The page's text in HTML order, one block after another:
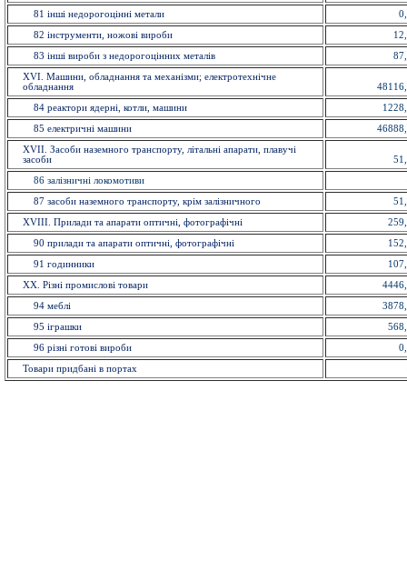
81 інші недорогоцінні метали
82 інструменти, ножовi вироби
83 іншi вироби з недорогоцінних металiв
XVI. Машини, обладнання та механізми; електротехнічне
обладнання
84 реактори ядерні, котли, машини
85 електричнi машини
XVII. Засоби наземного транспорту, літальні апарати, плавучі
засоби
86 залізничні локомотиви
87 засоби наземного транспорту, крім залізничного
XVIII. Прилади та апарати оптичнi, фотографічні
90 прилади та апарати оптичнi, фотографічні
91 годинники
XX. Рiзнi промислові товари
94 меблi
95 іграшки
96 рiзнi готовi вироби
Товари придбані в портах